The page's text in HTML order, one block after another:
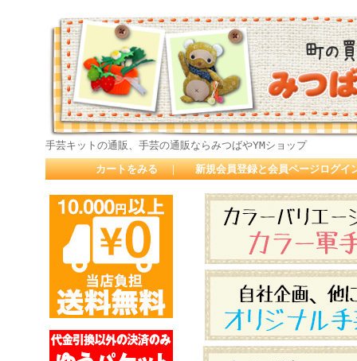
手芸キットの通販、手芸の通販ならみつばやYMショップ
カートをみる ｜ 新規会員登録と会員ページログイ